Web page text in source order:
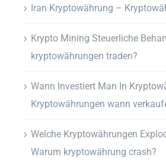
Iran Kryptowährung –
Krypto Mining Steuerliche
kryptowährungen traden?
Wann Investiert Man In
Kryptowährungen wann
Welche Kryptowährungen
Warum kryptowährung crash?